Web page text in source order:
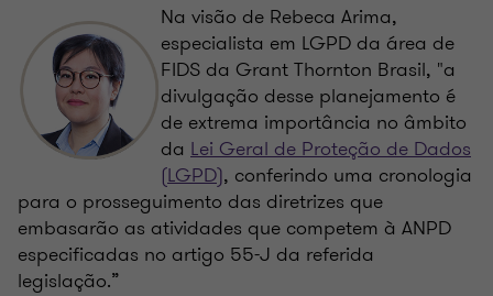
Na visão de Rebeca Arima,
especialista em LGPD da área de
FIDS da Grant Thornton Brasil, "a
divulgação desse planejamento é
de extrema importância no âmbito
da Lei Geral de Proteção de Dados
(LGPD), conferindo uma cronologia
para o prosseguimento das diretrizes que
embasarão as atividades que competem à ANPD
especificadas no artigo 55-J da referida
legislação.”